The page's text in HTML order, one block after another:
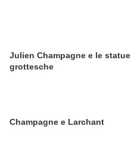
Julien Champagne e le statue
grottesche
Champagne e Larchant